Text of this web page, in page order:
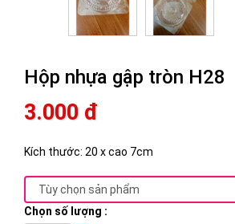
Hộp nhựa gập tròn H28
3.000 đ
Kích thước: 20 x cao 7cm
Chọn số lượng :